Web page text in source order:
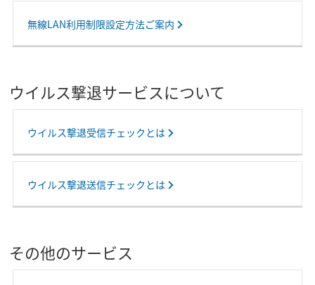
無線LAN利用制限設定方法ご案内
ウイルス撃退サービスについて
ウイルス撃退受信チェックとは
ウイルス撃退送信チェックとは
その他のサービス